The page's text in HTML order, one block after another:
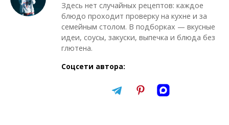
Здесь нет случайных рецептов: каждое
блюдо проходит проверку на кухне и за
семейным столом. В подборках — вкусные
идеи, соусы, закуски, выпечка и блюда без
глютена.
Соцсети автора: